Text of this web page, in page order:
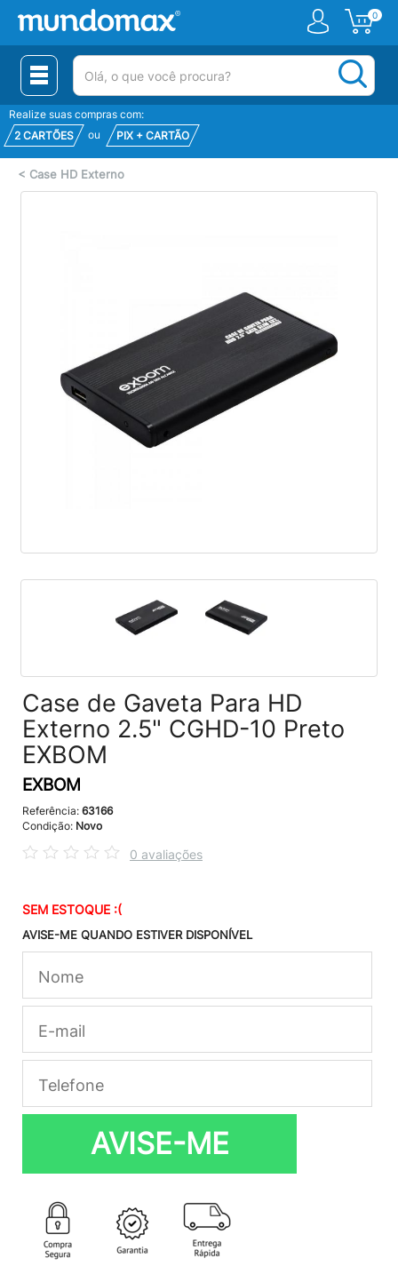
0
(pesquisar)
Realize suas compras com:
2 CARTÕES
ou PIX + CARTÃO
< Case HD Externo
Case de Gaveta Para HD
Externo 2.5" CGHD-10 Preto
EXBOM
EXBOM
Referência: 63166
Condição: Novo
0 avaliações
SEM ESTOQUE :(
AVISE-ME QUANDO ESTIVER DISPONÍVEL
AVISE-ME